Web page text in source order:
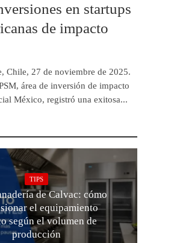
en startups
de impacto
Chile, 27 de noviembre de 2025.
área de inversión de impacto
México, registró una exitosa...
TIPS
de Calvac: cómo
el equipamiento
según el volumen de
producción